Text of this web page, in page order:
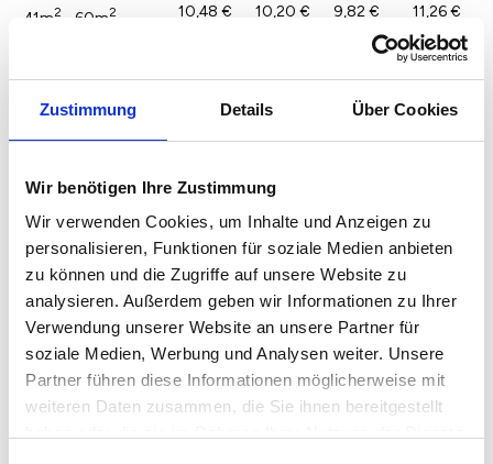
Zustimmung Details Über Cookies
Wir benötigen Ihre Zustimmung
Wir verwenden Cookies, um Inhalte und Anzeigen zu
personalisieren, Funktionen für soziale Medien anbieten
zu können und die Zugriffe auf unsere Website zu
analysieren. Außerdem geben wir Informationen zu Ihrer
Verwendung unserer Website an unsere Partner für
soziale Medien, Werbung und Analysen weiter. Unsere
Partner führen diese Informationen möglicherweise mit
weiteren Daten zusammen, die Sie ihnen bereitgestellt
41m2 - 60m2 10,48 € 10,20 € 9,82 € 11,26 €
10,02 € 10,94 €
Über 90m2 11,43 € 11,37 € 10,97 € 11,78 €